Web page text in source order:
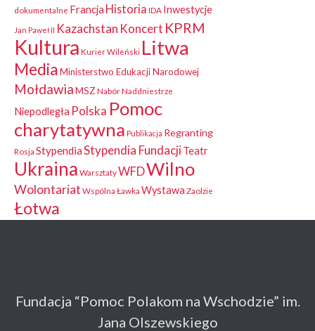
dokumentalne Francja Historia IDA Inwestycje
Jan Paweł II Kazachstan Koncert KPRM
Kultura Kurier Wileński Litwa
MediaMinisterstwo Edukacji Narodowej
MołdawiaMSZ NabórNaddniestrze
Niepodległa Polska Pomoc
charytatywna Publikacja Regranting
Rosja StypendiaStypendia FundacjiTeatr
Ukraina WarsztatyWFDWilno
Wolontariat Wspólna Ławka Wystawa Zaolzie
Łotwa
Fundacja “Pomoc Polakom na Wschodzie” im.
Jana Olszewskiego